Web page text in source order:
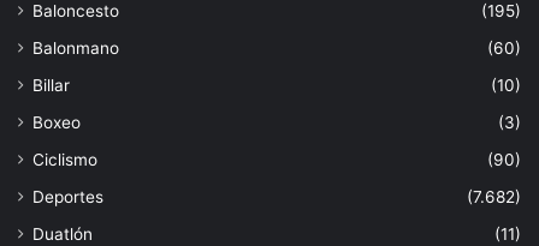
Baloncesto
(195)
Balonmano
(60)
Billar
(10)
Boxeo
(3)
Ciclismo
(90)
Deportes
(7.682)
Duatlón
(11)